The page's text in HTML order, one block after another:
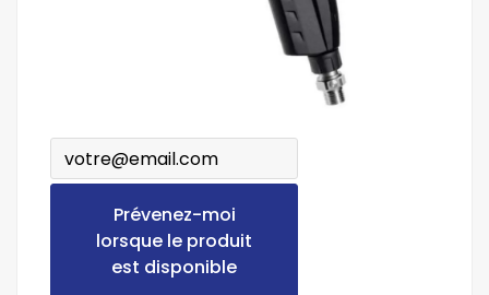
Prévenez-moi
lorsque le produit
est disponible